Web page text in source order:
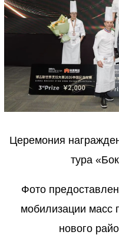
Церемония
тура «
Фото
мобилизации масс
нового